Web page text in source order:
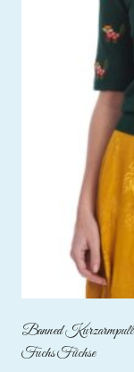
Banned
Fuchs Füchse